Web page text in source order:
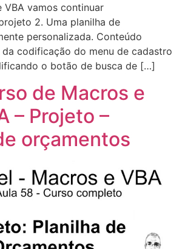
VBA vamos continuar
2. Uma planilha de
personalizada. Conteúdo
codificação do menu de cadastro
o botão de busca de […]
de Macros e
– Projeto –
orçamentos